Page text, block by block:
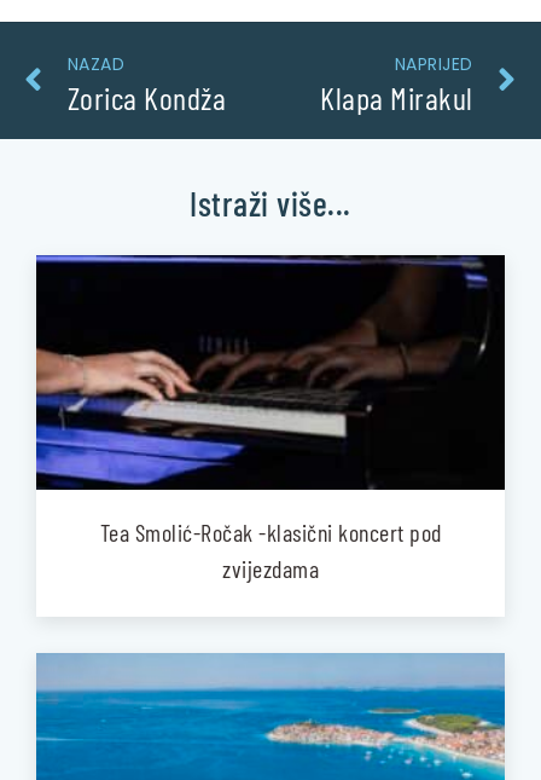
NAZAD
Zorica Kondža
NAPRIJED
Klapa Mirakul
Istraži više...
Tea Smolić-Ročak -klasični koncert pod
zvijezdama